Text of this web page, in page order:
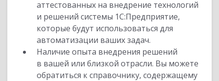
аттестованных на внедрение технологий
и решений системы 1С:Предприятие,
которые будут использоваться для
автоматизации ваших задач.
Наличие опыта внедрения решений
в вашей или близкой отрасли. Вы можете
обратиться к справочнику, содержащему